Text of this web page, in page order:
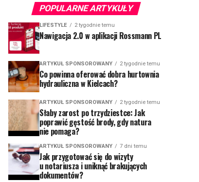
POPULARNE ARTYKUŁY
LIFESTYLE 2 tygodnie temu
Nawigacja 2.0 w aplikacji Rossmann PL
ARTYKUŁ SPONSOROWANY 2 tygodnie temu
Co powinna oferować dobra hurtownia
hydrauliczna w Kielcach?
ARTYKUŁ SPONSOROWANY 2 tygodnie temu
Słaby zarost po trzydziestce: Jak
poprawić gęstość brody, gdy natura
nie pomaga?
ARTYKUŁ SPONSOROWANY 7 dni temu
Jak przygotować się do wizyty
u notariusza i uniknąć brakujących
dokumentów?